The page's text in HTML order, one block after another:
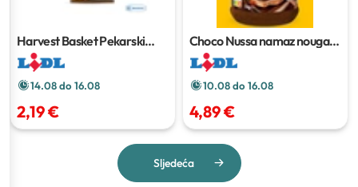
Harvest Basket Pekarski
krumpir XXL
14.08 do 16.08
2,19 €
Choco Nussa namaz nougat
XXL 1 kg
10.08 do 16.08
4,89 €
Sljedeća